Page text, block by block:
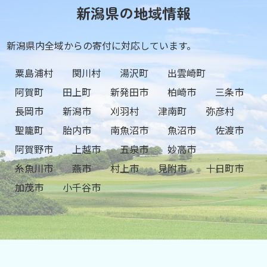
新潟県の地域情報
新潟県内全域からの寄付に対応しています。
粟島浦村
関川村 湯沢町
出雲崎町
阿賀町
田上町 新発田市 柏崎市
三条市
長岡市
新潟市 刈羽村 津南町
弥彦村
聖籠町
胎内市 南魚沼市 魚沼市
佐渡市
阿賀野市
上越市 五泉市
妙高市
糸魚川市
燕市 村上市 見附市
十日町市
加茂市
小千谷市